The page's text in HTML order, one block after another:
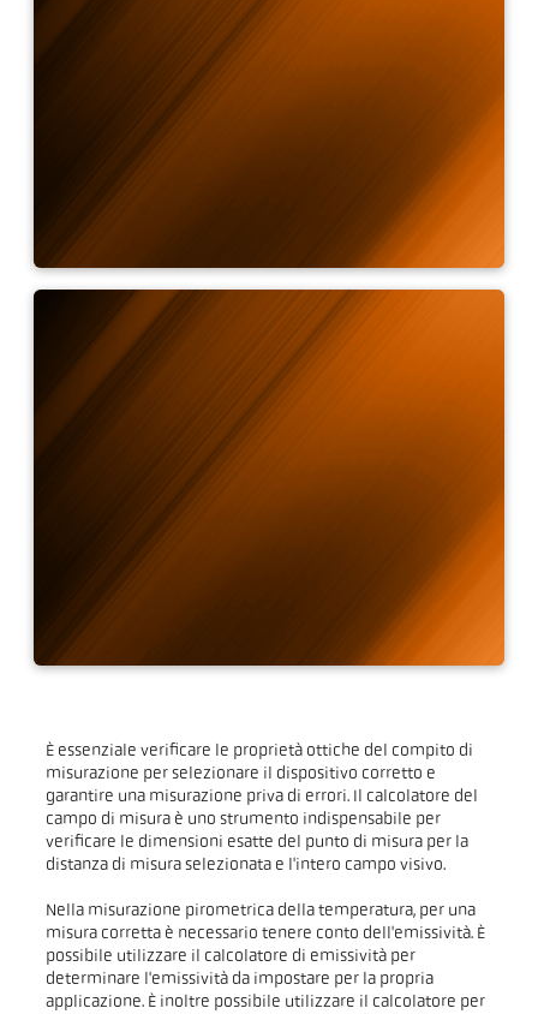
Calcolatore di emissività
È essenziale verificare le proprietà ottiche del compito di
misurazione per selezionare il dispositivo corretto e
garantire una misurazione priva di errori. Il calcolatore del
campo di misura è uno strumento indispensabile per
verificare le dimensioni esatte del punto di misura per la
distanza di misura selezionata e l'intero campo visivo.
Nella misurazione pirometrica della temperatura, per una
misura corretta è necessario tenere conto dell'emissività. È
possibile utilizzare il calcolatore di emissività per
determinare l'emissività da impostare per la propria
applicazione. È inoltre possibile utilizzare il calcolatore per